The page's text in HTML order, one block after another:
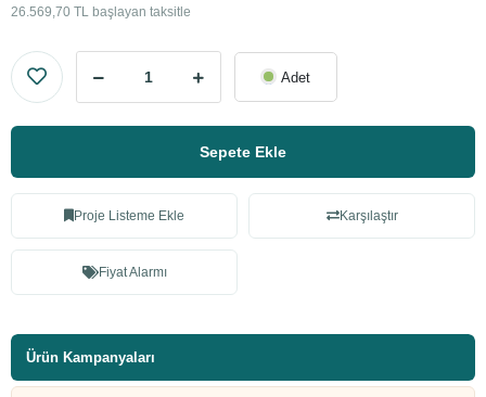
26.569,70 TL başlayan taksitle
Adet
Sepete Ekle
Proje Listeme Ekle Karşılaştır
Fiyat Alarmı
Ürün Kampanyaları